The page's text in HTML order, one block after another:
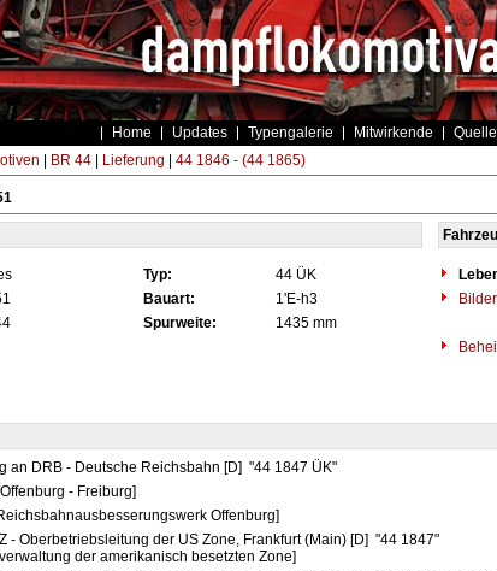
Home Updates Typengalerie Mitwirkende
BR 44| Lieferung 44 1846 - (44 1865)
Typ: 44 ÜK
Bauart: 1'E-h3
Spurweite:
1435 mm
an DRB - Deutsche Reichsbahn [D] "44 1847 ÜK"
- Freiburg]
Offenburg]
- Oberbetriebsleitung der US Zone, Frankfurt (Main) [D] "44 1847"
der amerikanisch besetzten Zone]